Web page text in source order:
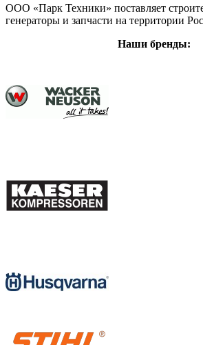
ООО «Парк Техники» поставляет
генераторы и запчасти на территории
Наши бренды: